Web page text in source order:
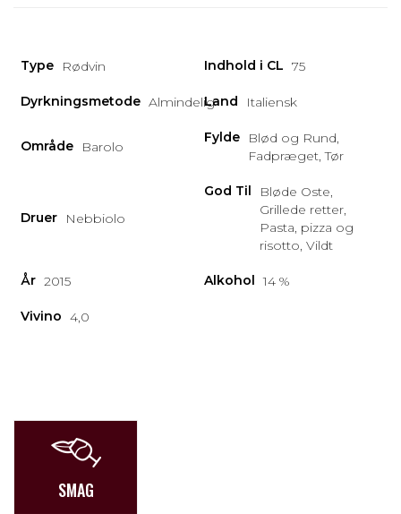
Type Rødvin Indhold i CL 75
Dyrkningsmetode AlmindeligLand Italiensk
Område Barolo
Fylde
Blød og Rund,
Fadpræget, Tør
Druer Nebbiolo
God Til
Bløde Oste,
Grillede retter,
Pasta, pizza og
risotto, Vildt
År 2015 Alkohol 14 %
Vivino 4,0
SMAG